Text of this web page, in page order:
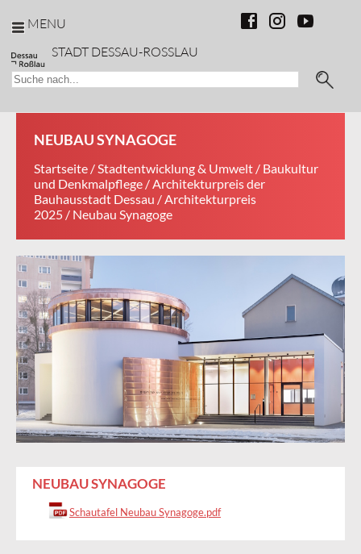
MENU
STADT DESSAU-ROSSLAU
NEUBAU SYNAGOGE
Startseite /Stadtentwicklung & Umwelt / Baukultur
und Denkmalpflege /Architekturpreis der
Bauhausstadt Dessau /Architekturpreis
2025 / Neubau Synagoge
NEUBAU SYNAGOGE
Schautafel Neubau Synagoge.pdf